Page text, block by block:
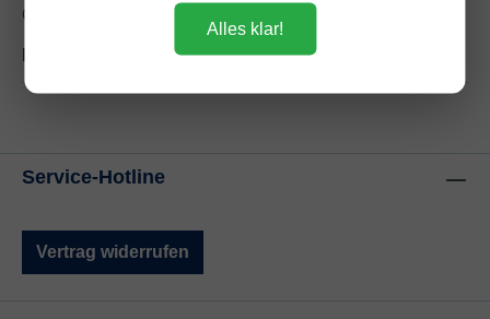
Champagner, der…
Service-Hotline
Vertrag widerrufen
Alles klar!